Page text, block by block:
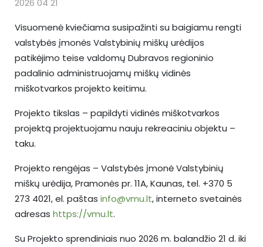
2026 04 21
Visuomenė kviečiama susipažinti su baigiamu rengti
valstybės įmonės Valstybinių miškų urėdijos
patikėjimo teise valdomų Dubravos regioninio
padalinio administruojamų miškų vidinės
miškotvarkos projekto keitimu.
Projekto tikslas – papildyti vidinės miškotvarkos
projektą projektuojamu nauju rekreaciniu objektu –
taku.
Projekto rengėjas – Valstybės įmonė Valstybinių
miškų urėdija, Pramonės pr. 11A, Kaunas, tel. +370 5
273 4021, el. paštas info@vmu.lt, interneto svetainės
adresas https://vmu.lt.
Su Projekto sprendiniais nuo 2026 m. balandžio 21 d. iki